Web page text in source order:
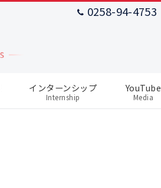
0258-94-4753
インターンシップ
Internship
YouTube
Media